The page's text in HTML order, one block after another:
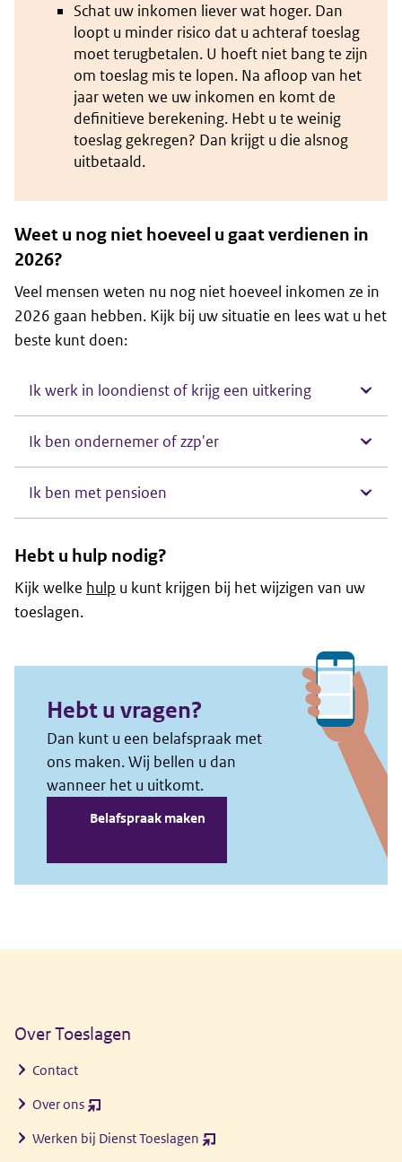
Schat uw inkomen liever wat hoger. Dan
loopt u minder risico dat u achteraf toeslag
moet terugbetalen. U hoeft niet bang te zijn
om toeslag mis te lopen. Na afloop van het
jaar weten we uw inkomen en komt de
definitieve berekening. Hebt u te weinig
toeslag gekregen? Dan krijgt u die alsnog
uitbetaald.
Weet u nog niet hoeveel u gaat verdienen in
2026?
Veel mensen weten nu nog niet hoeveel inkomen ze in
2026 gaan hebben. Kijk bij uw situatie en lees wat u het
beste kunt doen:
Ik werk in loondienst of krijg een uitkering
Ik ben ondernemer of zzp'er
Ik ben met pensioen
Hebt u hulp nodig?
Kijk welke hulp u kunt krijgen bij het wijzigen van uw
toeslagen.
Over Toeslagen
Contact
Over ons (opent
venster)
Werken bij Dienst Toeslagen (opent